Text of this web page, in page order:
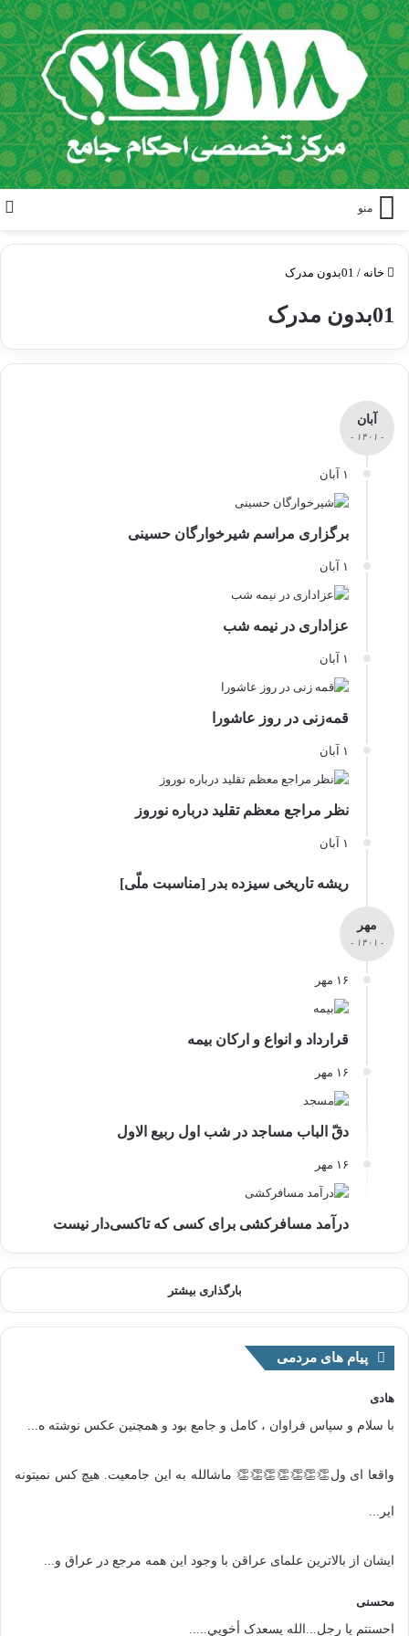
منو
خانه / 01بدون مدرک
01بدون مدرک
آبان
- ۱۴۰۱ -
۱ آبان
برگزاری مراسم شیرخوارگان حسینی
۱ آبان
عزاداری در نیمه شب
۱ آبان
قمه‌زنی در روز عاشورا
۱ آبان
نظر مراجع معظم تقلید درباره نوروز
۱ آبان
ریشه تاریخی سیزده بدر [مناسبت ملّی]
مهر
- ۱۴۰۱ -
۱۶ مهر
قرارداد و انواع و ارکان بیمه
۱۶ مهر
دقّ الباب مساجد در شب اول ربیع الاول
۱۶ مهر
درآمد مسافرکشی برای کسی که تاکسی‌دار نیست
بارگذاری بیشتر
پیام های مردمی
هادی
با سلام و سپاس فراوان ، کامل و جامع بود و همچنین عکس نوشته ه...
واقعا ای ول👏👏👏👏👏👏👏 ماشالله به این جامعیت. هیچ کس نمیتونه
ایر...
ایشان از بالاترین علمای عراقن با وجود این همه مرجع در عراق و...
محسنی
احسنتم یا رجل...الله یسعدک أخويي.....